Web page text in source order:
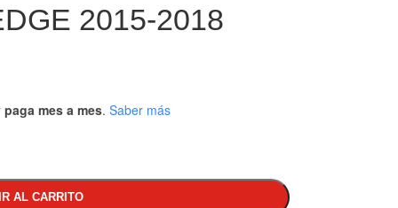
2015-2018
mes a mes. Saber más
AL CARRITO